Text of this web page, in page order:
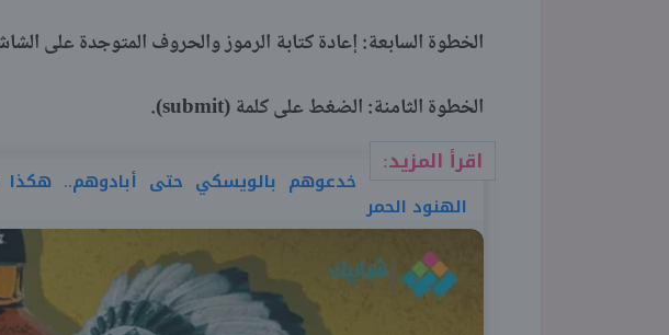
الخطوة السابعة: إعادة كتابة الرموز والحروف المتوجدة على
الخطوة الثامنة: الضغط على كلمة (submit
).
اقرأ المزيد:
خدعوهم بالويسكي حتى أبادوهم.. هكذا
الهنود الحمر